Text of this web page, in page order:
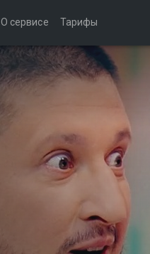
О сервисе Тарифы